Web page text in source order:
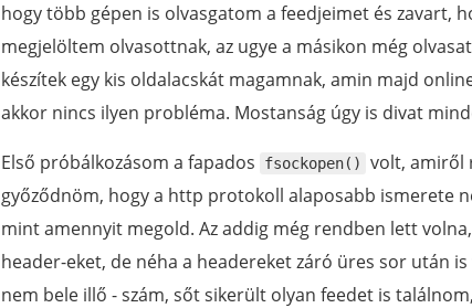
hogy több gépen is olvasgatom a feedjeimet és zavart,
megjelöltem olvasottnak, az ugye a másikon még
készítek egy kis oldalacskát magamnak, amin majd
akkor nincs ilyen probléma. Mostanság úgy is divat
Első próbálkozásom a fapados fsockopen()
volt, amiről
győződnöm, hogy a http protokoll alaposabb ismerete
mint amennyit megold. Az addig még rendben lett
header-eket, de néha a headereket záró üres sor után
nem bele illő - szám, sőt sikerült olyan feedet is